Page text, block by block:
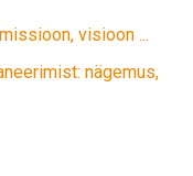
visioon ...
nägemus,